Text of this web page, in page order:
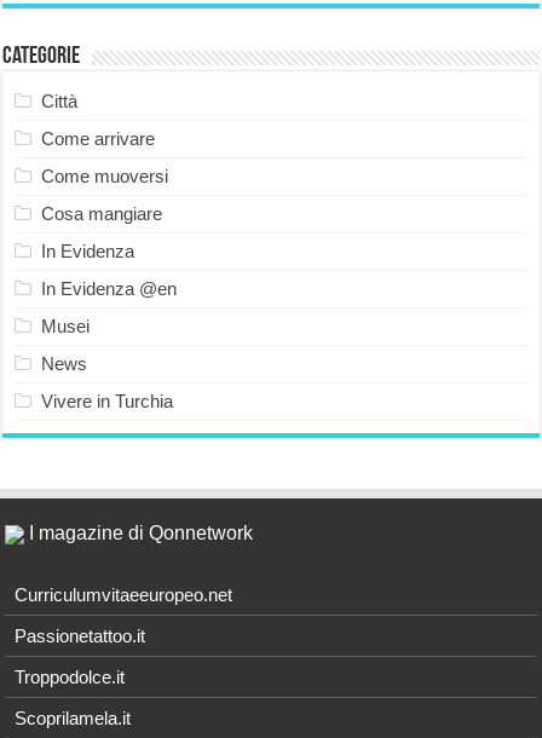
Categorie
Città
Come arrivare
Come muoversi
Cosa mangiare
In Evidenza
In Evidenza @en
Musei
News
Vivere in Turchia
I magazine di Qonnetwork
Curriculumvitaeeuropeo.net
Passionetattoo.it
Troppodolce.it
Scoprilamela.it